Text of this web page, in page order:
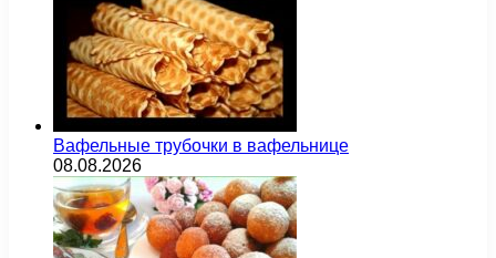
Вафельные трубочки в вафельнице
08.08.2026